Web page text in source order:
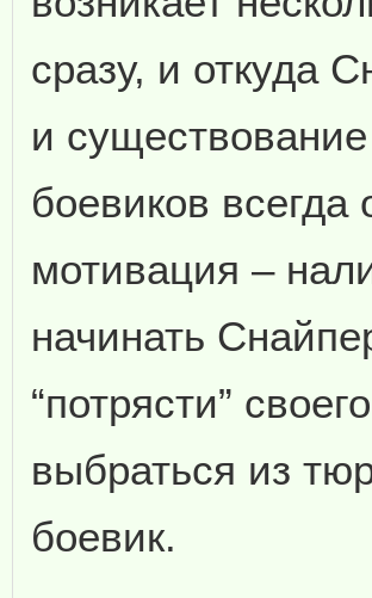
сразу, и откуда
и
боевиков всегда
мотивация –
начинать
“потрясти”
выбраться из
боевик.